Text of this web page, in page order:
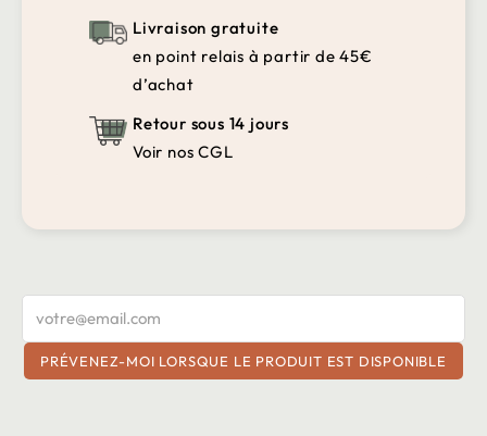
Livraison gratuite
en point relais à partir de 45€
d’achat
Retour sous 14 jours
Voir nos CGL
PRÉVENEZ-MOI LORSQUE LE PRODUIT EST DISPONIBLE